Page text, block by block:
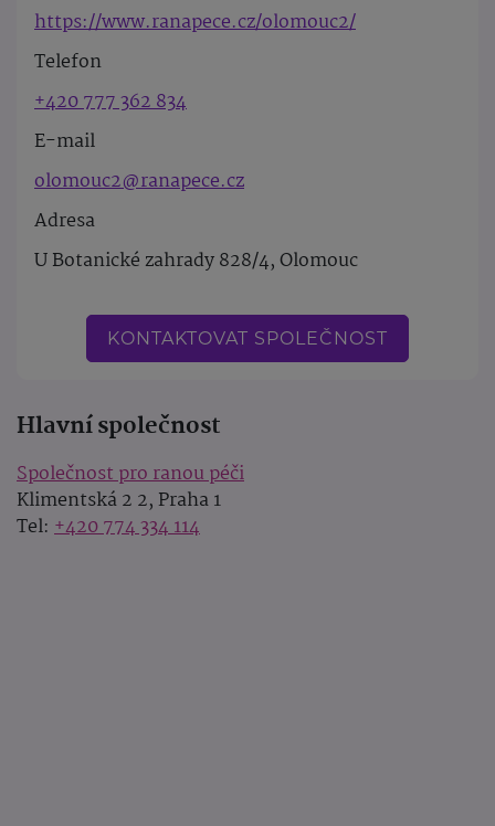
https://www.ranapece.cz/olomouc2/
Telefon
+420 777 362 834
E-mail
olomouc2@ranapece.cz
Adresa
U Botanické zahrady 828/4, Olomouc
KONTAKTOVAT SPOLEČNOST
Hlavní společnost
Společnost pro ranou péči
Klimentská 2 2, Praha 1
Tel: +420 774 334 114